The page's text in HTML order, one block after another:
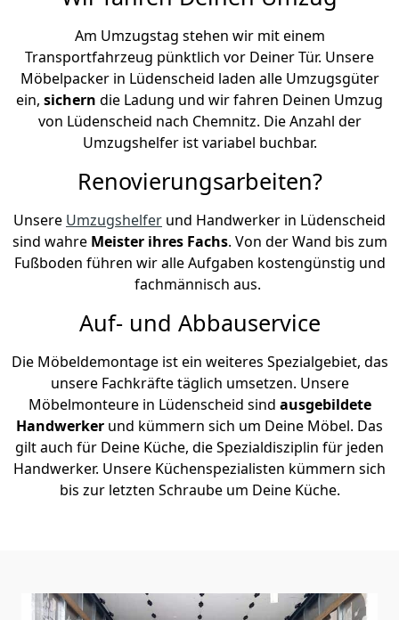
Am Umzugstag stehen wir mit einem
Transportfahrzeug pünktlich vor Deiner Tür. Unsere
Möbelpacker in Lüdenscheid laden alle Umzugsgüter
ein, sichern die Ladung und wir fahren Deinen Umzug
von Lüdenscheid nach Chemnitz. Die Anzahl der
Umzugshelfer ist variabel buchbar.
Renovierungsarbeiten?
Unsere Umzugshelfer und Handwerker in Lüdenscheid
sind wahre Meister ihres Fachs. Von der Wand bis zum
Fußboden führen wir alle Aufgaben kostengünstig und
fachmännisch aus.
Auf- und Abbauservice
Die Möbeldemontage ist ein weiteres Spezialgebiet, das
unsere Fachkräfte täglich umsetzen. Unsere
Möbelmonteure in Lüdenscheid sind ausgebildete
Handwerker und kümmern sich um Deine Möbel. Das
gilt auch für Deine Küche, die Spezialdisziplin für jeden
Handwerker. Unsere Küchenspezialisten kümmern sich
bis zur letzten Schraube um Deine Küche.